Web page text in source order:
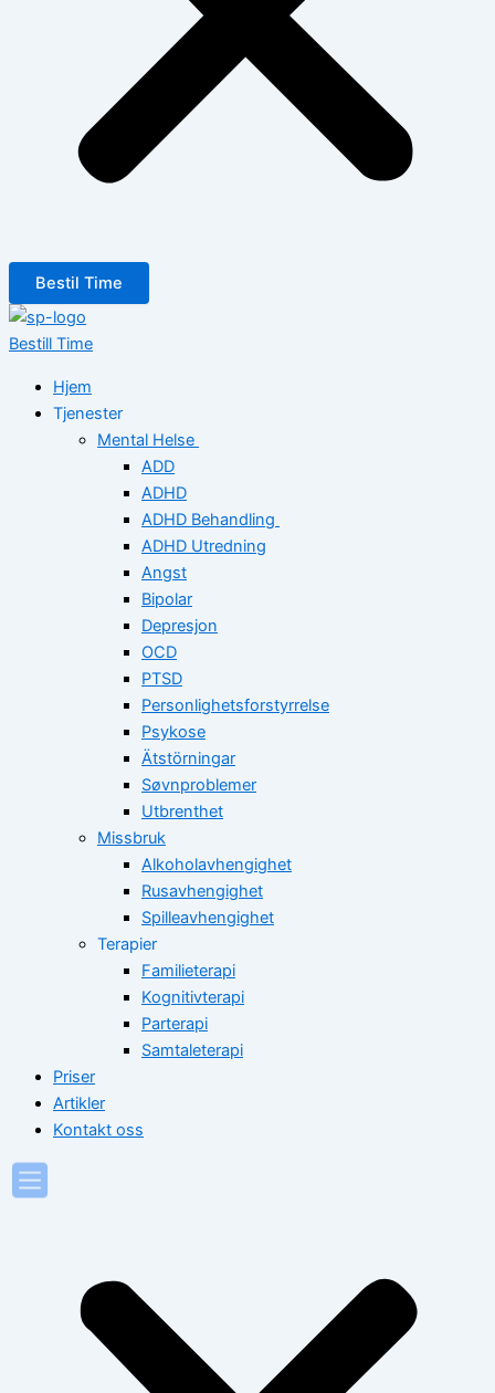
Bestil Time
Bestill Time
Hjem
Tjenester
Mental Helse
ADD
ADHD
ADHD Behandling
ADHD Utredning
Angst
Bipolar
Depresjon
OCD
PTSD
Personlighetsforstyrrelse
Psykose
Ätstörningar
Søvnproblemer
Utbrenthet
Missbruk
Alkoholavhengighet
Rusavhengighet
Spilleavhengighet
Terapier
Familieterapi
Kognitivterapi
Parterapi
Samtaleterapi
Priser
Artikler
Kontakt oss